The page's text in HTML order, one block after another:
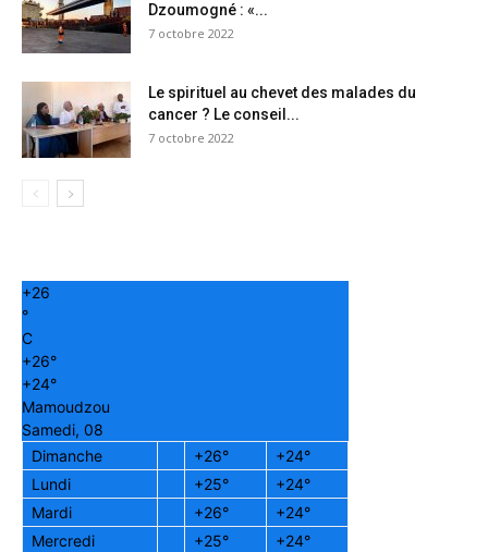
Dzoumogné : «...
7 octobre 2022
Le spirituel au chevet des malades du
cancer ? Le conseil...
7 octobre 2022
+26
°
C
+26°
+24°
Mamoudzou
Samedi, 08
Dimanche
+26° +24°
Lundi
+25° +24°
Mardi
+26° +24°
Mercredi
+25° +24°